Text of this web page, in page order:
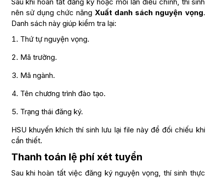
nên sử dụng chức năng Xuất danh sách nguyện vọng.
Danh sách này giúp kiểm tra lại:
Thứ tự nguyện vọng.
Mã trường.
Mã ngành.
Tên chương trình đào tạo.
Trạng thái đăng ký.
HSU khuyến khích thí sinh lưu lại file này để đối chiếu khi
cần thiết.
Thanh toán lệ phí xét tuyển
Sau khi hoàn tất việc đăng ký nguyện vọng, thí sinh thực